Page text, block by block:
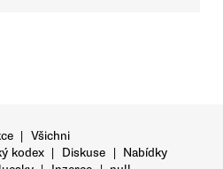
| Všichni
kodex | Diskuse | Nabídky